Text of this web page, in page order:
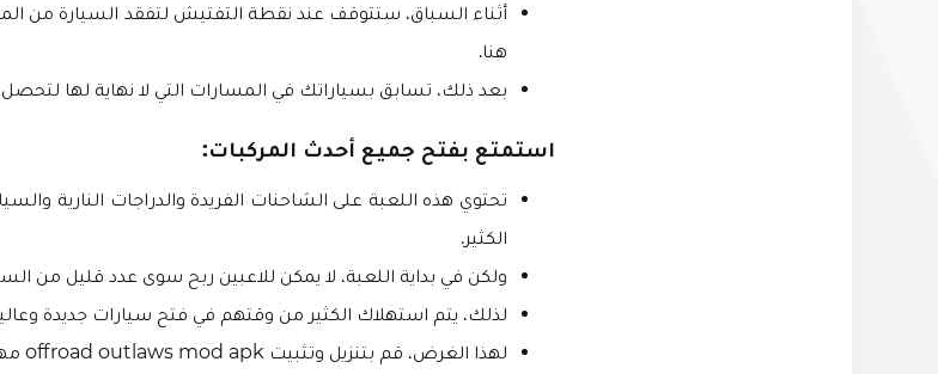
أثناء السباق، ستتوقف عند نقطة التفتيش لتفقد السيارة من
هنا.
بعد ذلك، تسابق بسياراتك في المسارات التي لا نهاية لها
استمتع بفتح جميع أحدث المركبات:
تحتوي هذه اللعبة على الشاحنات الفريدة والدراجات النارية
الكثير.
ولكن في بداية اللعبة، لا يمكن للاعبين ربح سوى عدد قليل من
لذلك، يتم استهلاك الكثير من وقتهم في فتح سيارات جديدة
لهذا الغرض، قم بتنزيل وتثبيت offroad outlaws mod apk مهكرة مع جميع السيارات مجانا.